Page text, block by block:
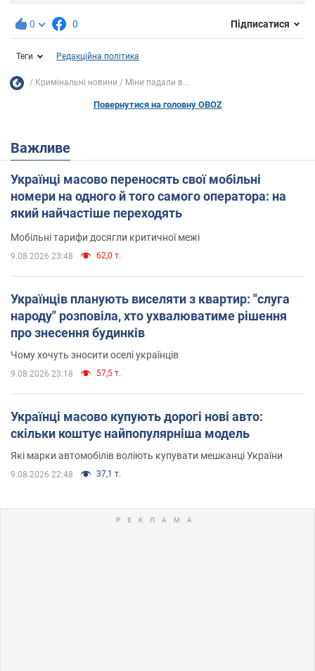
0 0 Підписатися
Теги Редакційна політика
Кримінальні новини Міни падали в...
Повернутися на головну OBOZ
Важливе
Українці масово переносять свої мобільні
номери на одного й того самого оператора: на
який найчастіше переходять
Мобільні тарифи досягли критичної межі
9.08.2026 23:48 62,0 т.
Українців планують виселяти з квартир: "слуга
народу" розповіла, хто ухвалюватиме рішення
про знесення будинків
Чому хочуть зносити оселі українців
9.08.2026 23:18 57,5 т.
Українці масово купують дорогі нові авто:
скільки коштує найпопулярніша модель
Які марки автомобілів воліють купувати мешканці України
9.08.2026 22:48 37,1 т.